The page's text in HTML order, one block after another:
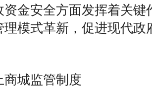
资金安全方面发挥着关键
理模式革新，促进现代
商城监管制度